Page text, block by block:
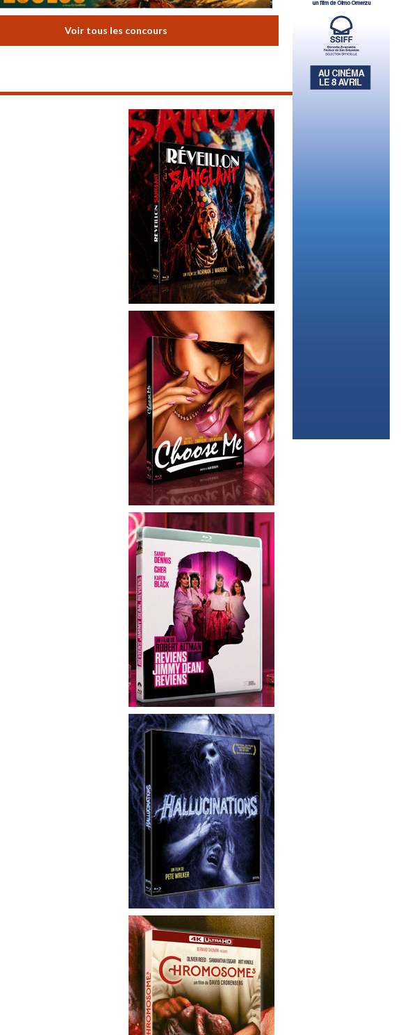
Voir tous les concours